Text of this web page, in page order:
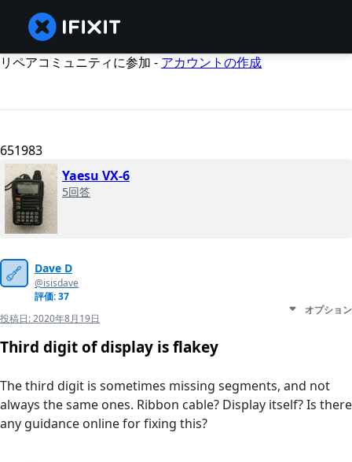
リペアコミュニティに参加 - アカウントの作成
651983
Yaesu VX-6
5回答
Dave D
@isisdave
評価: 37
投稿日:2020年8月19日
オプション
Third digit of display is flakey
The third digit is sometimes missing segments, and not
always the same ones. Ribbon cable? Display itself? Is there
any guidance online for fixing this?